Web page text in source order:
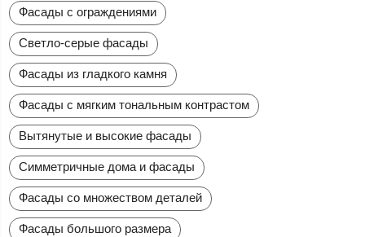
Фасады с ограждениями
Светло-серые фасады
Фасады из гладкого камня
Фасады с мягким тональным контрастом
Вытянутые и высокие фасады
Симметричные дома и фасады
Фасады со множеством деталей
Фасады большого размера